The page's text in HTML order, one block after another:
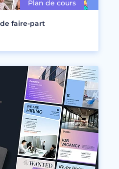
faire-part